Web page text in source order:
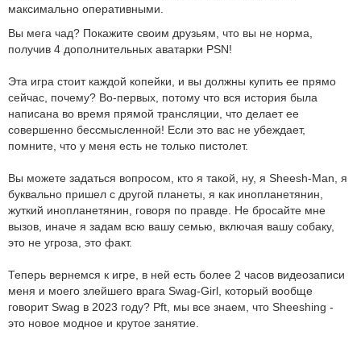
максимально оперативными.
Вы мега чад? Покажите своим друзьям, что вы не норма,
получив 4 дополнительных аватарки PSN!
Эта игра стоит каждой копейки, и вы должны купить ее прямо
сейчас, почему? Во-первых, потому что вся история была
написана во время прямой трансляции, что делает ее
совершенно бессмысленной! Если это вас не убеждает,
помните, что у меня есть не только пистолет.
Вы можете задаться вопросом, кто я такой, ну, я Sheesh-Man, я
буквально пришел с другой планеты, я как инопланетянин,
жуткий инопланетянин, говоря по правде. Не бросайте мне
вызов, иначе я задам всю вашу семью, включая вашу собаку,
это не угроза, это факт.
Теперь вернемся к игре, в ней есть более 2 часов видеозаписи
меня и моего злейшего врага Swag-Girl, который вообще
говорит Swag в 2023 году? Pft, мы все знаем, что Sheeshing -
это новое модное и крутое занятие.